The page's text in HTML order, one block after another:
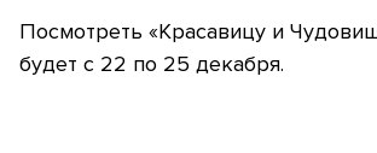
Посмотреть «Красавицу и
будет с 22 по 25 декабря.